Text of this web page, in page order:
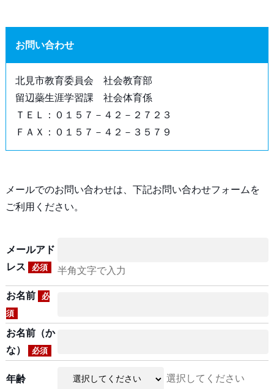
お問い合わせ
北見市教育委員会 社会教育部
留辺蘂生涯学習課 社会体育係
ＴＥＬ：０１５７－４２－２７２３
ＦＡＸ：０１５７－４２－３５７９
メールでのお問い合わせは、下記お問い合わせフォームを
ご利用ください。
メールアド
レス
必須 半角文字で入力
お名前
必
須
お名前（か
な）
必須
年齢 選択してください